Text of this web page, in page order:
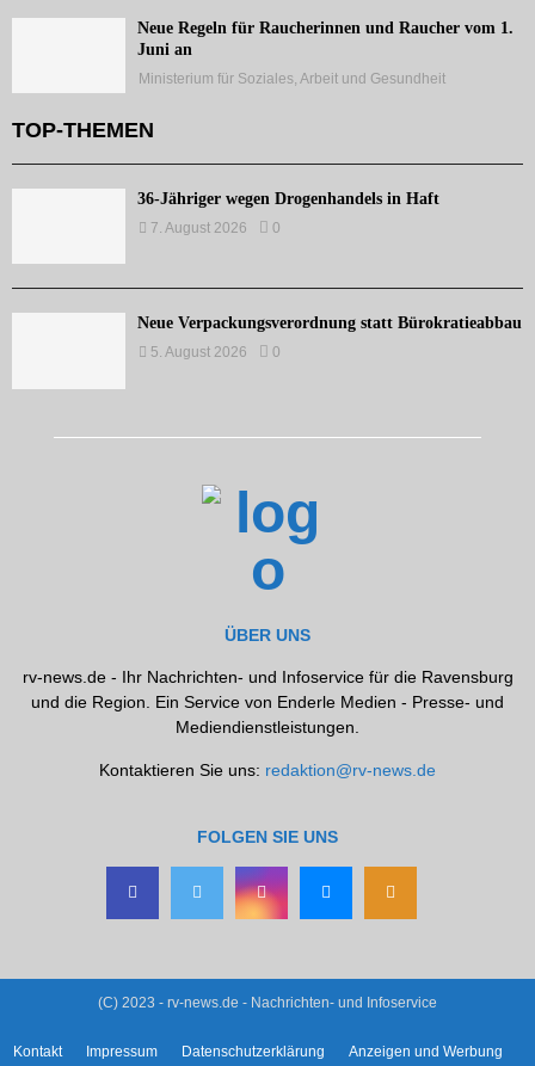
Neue Regeln für Raucherinnen und Raucher vom 1.
Juni an
Ministerium für Soziales, Arbeit und Gesundheit
TOP-THEMEN
36-Jähriger wegen Drogenhandels in Haft
7. August 2026 0
Neue Verpackungsverordnung statt Bürokratieabbau
5. August 2026 0
ÜBER UNS
rv-news.de - Ihr Nachrichten- und Infoservice für die Ravensburg
und die Region. Ein Service von Enderle Medien - Presse- und
Mediendienstleistungen.
Kontaktieren Sie uns: redaktion@rv-news.de
FOLGEN SIE UNS
(C) 2023 - rv-news.de - Nachrichten- und Infoservice
Kontakt Impressum Datenschutzerklärung
Anzeigen und Werbung